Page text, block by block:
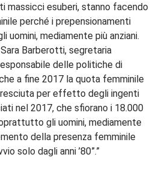
massicci esuberi, stanno facendo
perché i prepensionamenti
uomini, mediamente più anziani.
Sara Barberotti, segretaria
delle politiche di
a fine 2017 la quota femminile
per effetto degli ingenti
nel 2017, che sfiorano i 18.000
gli uomini, mediamente
della presenza femminile
solo dagli anni ’80”.”